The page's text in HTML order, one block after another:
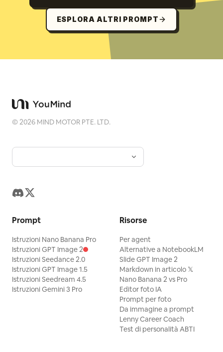
ESPLORA ALTRI PROMPT
©2026 MIND MOTOR PTE. LTD.
Prompt
Istruzioni Nano Banana Pro
Istruzioni GPT Image 2
Istruzioni Seedance 2.0
Istruzioni GPT Image 1.5
Istruzioni Seedream 4.5
Istruzioni Gemini 3 Pro
Risorse
Per agent
Alternative a NotebookLM
Slide GPT Image 2
Markdown in articolo 𝕏
Nano Banana 2 vs Pro
Editor foto IA
Prompt per foto
Da immagine a prompt
Lenny Career Coach
Test di personalità ABTI